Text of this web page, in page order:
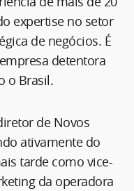
expertise no setor
de negócios. É
detentora
o Brasil.
de Novos
ativamente do
tarde como vice-
da operadora